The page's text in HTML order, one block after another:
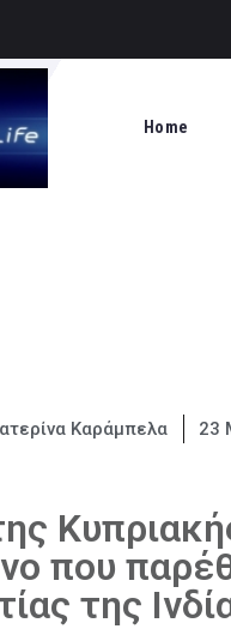
Έργων σ
Home
Καράμπελα 23
που
της